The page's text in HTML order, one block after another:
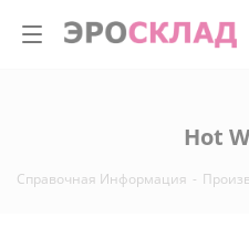
Hot
Справочная Информация -